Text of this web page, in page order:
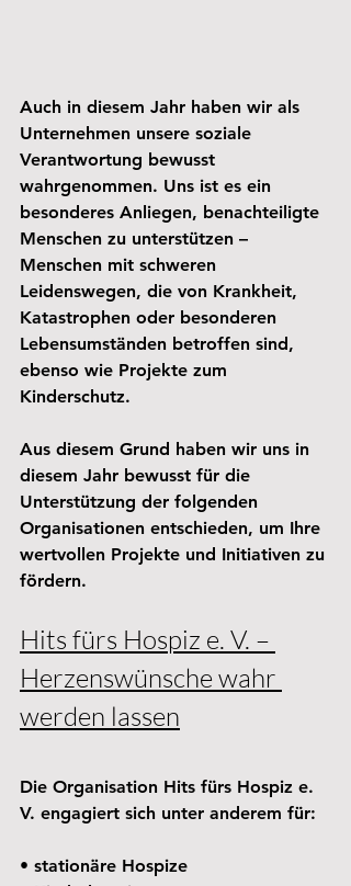
Auch in diesem Jahr haben wir als
Unternehmen unsere soziale
Verantwortung bewusst
wahrgenommen. Uns ist es ein
besonderes Anliegen, benachteiligte
Menschen zu unterstützen –
Menschen mit schweren
Leidenswegen, die von Krankheit,
Katastrophen oder besonderen
Lebensumständen betroffen sind,
ebenso wie Projekte zum
Kinderschutz.
Aus diesem Grund haben wir uns in
diesem Jahr bewusst für die
Unterstützung der folgenden
Organisationen entschieden, um Ihre
wertvollen Projekte und Initiativen zu
fördern.
Hits fürs Hospiz e. V. –
Herzenswünsche wahr
werden lassen
Die Organisation Hits fürs Hospiz e.
V. engagiert sich unter anderem für:
• stationäre Hospize